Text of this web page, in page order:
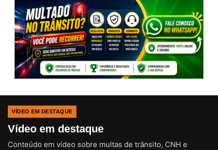
VÍDEO EM DESTAQUE
Vídeo em destaque
Conteúdo em vídeo sobre multas de trânsito, CNH e